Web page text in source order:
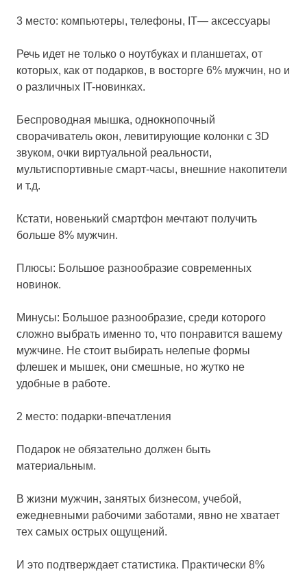
3 место: компьютеры, телефоны, IT— аксессуары
Речь идет не только о ноутбуках и планшетах, от
которых, как от подарков, в восторге 6% мужчин, но и
о различных IT-новинках.
Беспроводная мышка, однокнопочный
сворачиватель окон, левитирующие колонки с 3D
звуком, очки виртуальной реальности,
мультиспортивные смарт-часы, внешние накопители
и т.д.
Кстати, новенький смартфон мечтают получить
больше 8% мужчин.
Плюсы: Большое разнообразие современных
новинок.
Минусы: Большое разнообразие, среди которого
сложно выбрать именно то, что понравится вашему
мужчине. Не стоит выбирать нелепые формы
флешек и мышек, они смешные, но жутко не
удобные в работе.
2 место: подарки-впечатления
Подарок не обязательно должен быть
материальным.
В жизни мужчин, занятых бизнесом, учебой,
ежедневными рабочими заботами, явно не хватает
тех самых острых ощущений.
И это подтверждает статистика. Практически 8%